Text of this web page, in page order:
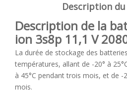
Description
Description de la
ion 3s8p 11,1 V
La durée de stockage des
températures, allant de -20° à
à 45°C pendant trois mois, et de -
mois.